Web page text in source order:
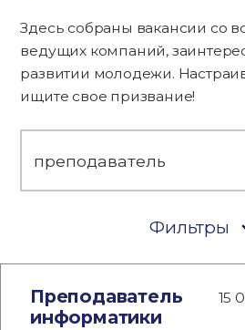
Здесь собраны вакансии со
ведущих компаний,
развитии молодежи.
ищите свое призвание!
Фильтры
Преподаватель
информатики
15